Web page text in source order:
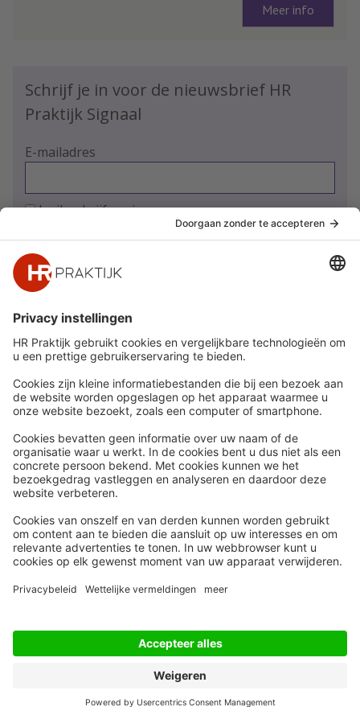
Meer info
Schrijf je in voor de nieuwsbrief HR
Praktijk Signaal
E-mailadres
Ja, ik schrijf me in
Snel naar
Nieuws
Whitepapers
Webinars
Word lid
Contact
Meer
HR Academy
HR Podcast
CHRO
HR Day
Volg Ons
Alle rechten voorbehouden
Privacyinstellingen
Algemene Voorwaarden